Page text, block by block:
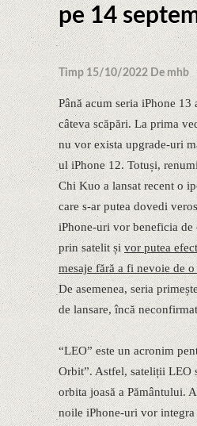
pe 14
Timp 15/10/2022 De mhb
Până acum seria iPhone 13
câteva scăpări. La prima
nu vor exista upgrade-uri
ul iPhone 12. Totuși,
Chi Kuo a lansat recent o
care s-ar putea dovedi
iPhone-uri vor beneficia de
prin satelit șivor putea
mesaje fără a fi nevoie de
De asemenea, seria
de lansare, încă
“LEO” este un acronim
Orbit”. Astfel, sateliții LEO
orbita joasă a Pământului.
noile iPhone-uri vor